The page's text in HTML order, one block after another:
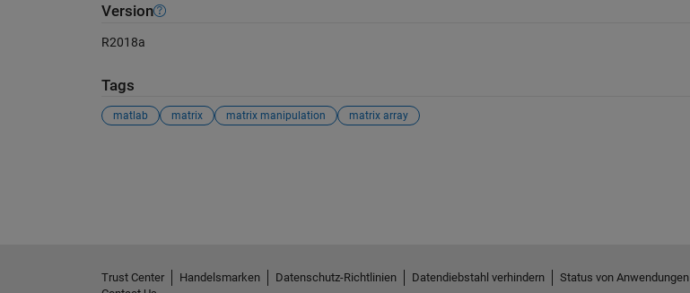
Version
R2018a
Tags
matlab matrix matrix manipulation matrix array
Trust Center Handelsmarken Datenschutz-Richtlinien Datendiebstahl verhindern Status von Anwendungen